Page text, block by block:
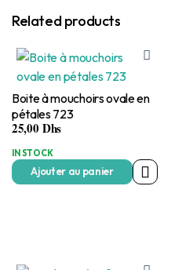
Related products
Boite à mouchoirs ovale en
pétales 723
25,00Dhs
IN STOCK
Ajouter au panier